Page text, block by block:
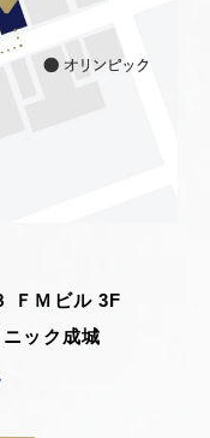
ＦＭビル 3F
ック成城